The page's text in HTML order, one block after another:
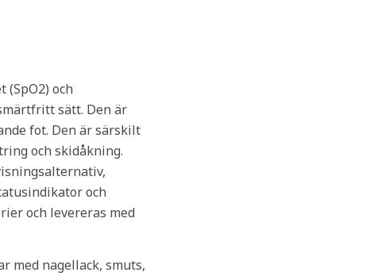
och
sätt. Den är
fot. Den är särskilt
och skidåkning.
och
och levereras med
med nagellack, smuts,